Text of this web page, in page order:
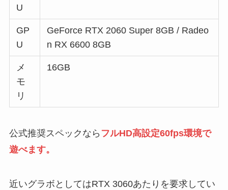
U
GP
U
GeForce RTX 2060 Super 8GB / Radeo
n RX 6600 8GB
メ
モ
リ
16GB
公式推奨スペックなら フルHD高設定60fps環境で
遊べます。
近いグラボとしてはRTX 3060あたりを要求してい